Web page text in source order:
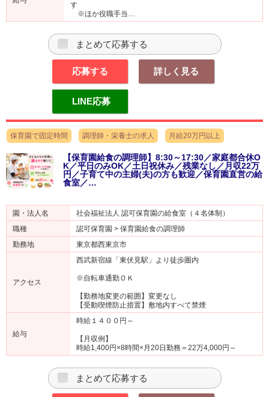
す
※ほか役職手当…
まとめて応募する
応募する 詳しく見る
LINE応募
保育園で固定時間 調理師・栄養士の求人 月給20万円以上
【保育園給食の調理師】8:30～17:30／家庭都合休O
K／平日のみOK／土日祝休み／残業なし／月収22万
円／子育て中の主婦(夫)の方も歓迎／保育園直営の給
食室／…
園・法人名
社会福祉法人 認可保育園の給食室（４名体制）
職種
認可保育園 > 保育園給食の調理師
勤務地
東京都西東京市
アクセス
西武新宿線「東伏見駅」より徒歩圏内
※自転車通勤ＯＫ
【勤務地変更の範囲】変更なし
【受動喫煙防止措置】敷地内すべて禁煙
給与
時給１４００円～
【月収例】
時給1,400円×8時間×月20日勤務＝22万4,000円～
まとめて応募する